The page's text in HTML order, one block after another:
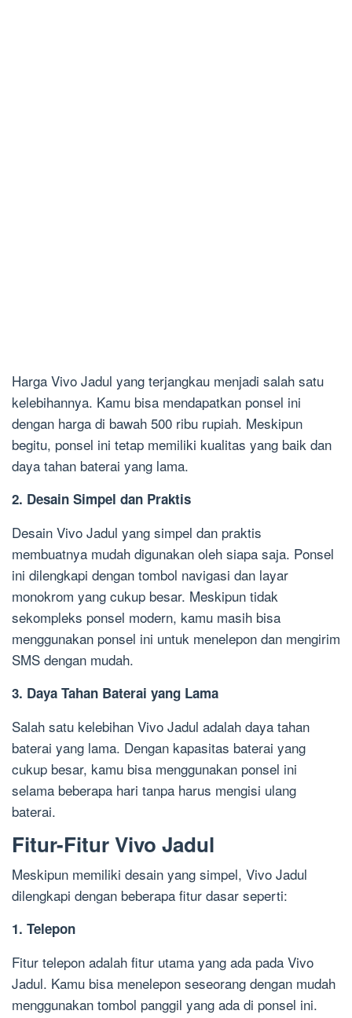
Harga Vivo Jadul yang terjangkau menjadi salah satu
kelebihannya. Kamu bisa mendapatkan ponsel ini
dengan harga di bawah 500 ribu rupiah. Meskipun
begitu, ponsel ini tetap memiliki kualitas yang baik dan
daya tahan baterai yang lama.
2. Desain Simpel dan Praktis
Desain Vivo Jadul yang simpel dan praktis
membuatnya mudah digunakan oleh siapa saja. Ponsel
ini dilengkapi dengan tombol navigasi dan layar
monokrom yang cukup besar. Meskipun tidak
sekompleks ponsel modern, kamu masih bisa
menggunakan ponsel ini untuk menelepon dan mengirim
SMS dengan mudah.
3. Daya Tahan Baterai yang Lama
Salah satu kelebihan Vivo Jadul adalah daya tahan
baterai yang lama. Dengan kapasitas baterai yang
cukup besar, kamu bisa menggunakan ponsel ini
selama beberapa hari tanpa harus mengisi ulang
baterai.
Fitur-Fitur Vivo Jadul
Meskipun memiliki desain yang simpel, Vivo Jadul
dilengkapi dengan beberapa fitur dasar seperti:
1. Telepon
Fitur telepon adalah fitur utama yang ada pada Vivo
Jadul. Kamu bisa menelepon seseorang dengan mudah
menggunakan tombol panggil yang ada di ponsel ini.